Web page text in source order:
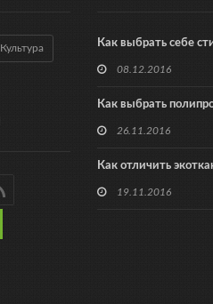
Культура Как выбрать себе
08.12.2016
Как выбрать
26.11.2016
Как отличить
19.11.2016